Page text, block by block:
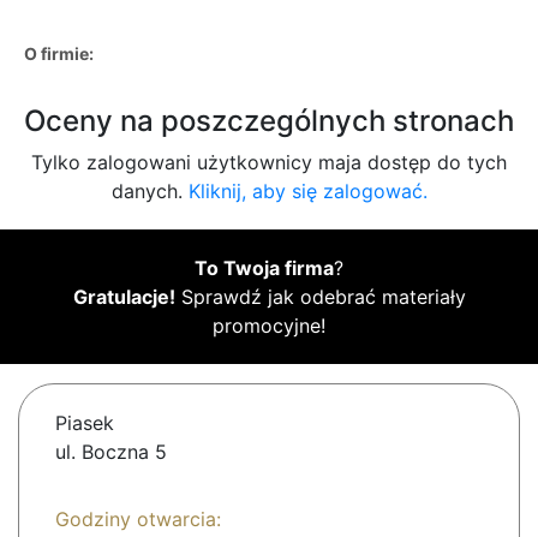
O firmie:
Oceny na poszczególnych stronach
Tylko zalogowani użytkownicy maja dostęp do tych
danych. Kliknij, aby się zalogować.
To Twoja firma?
Gratulacje! Sprawdź jak odebrać materiały
promocyjne!
Piasek
ul. Boczna 5
Godziny otwarcia: